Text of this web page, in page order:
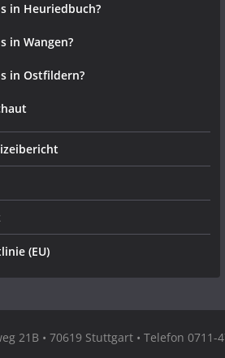
in Heuriedbuch?
in Wangen?
in Ostfildern?
(EU)
21B • 70619 Stuttgart • Telefon